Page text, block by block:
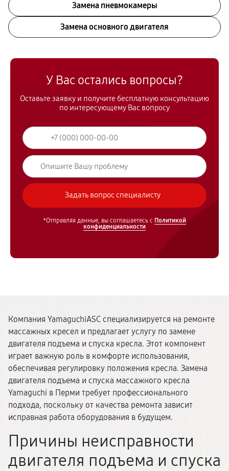
Замена пневмокамеры
Замена основного двигателя
У Вас остались вопросы?
Оставьте заявку и получите бесплатную консультацию
по интересующему Вас вопросу
*Отправляя данные, вы соглашаетесь с Политикой
конфиденциальности
Компания YamaguchiASC специализируется на ремонте
массажных кресел и предлагает услугу по замене
двигателя подъема и спуска кресла. Этот компонент
играет важную роль в комфорте использования,
обеспечивая регулировку положения кресла. Замена
двигателя подъема и спуска массажного кресла
Yamaguchi в Перми требует профессионального
подхода, поскольку от качества ремонта зависит
исправная работа оборудования в будущем.
Причины неисправности
двигателя подъема и спуска